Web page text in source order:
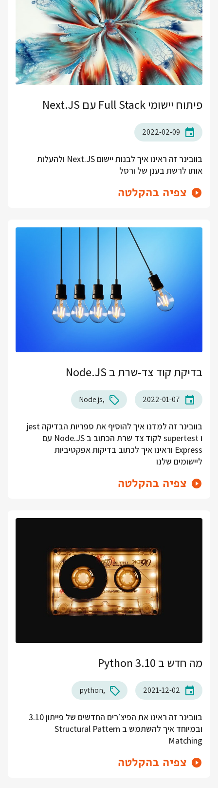
פיתוח יישומי Full Stack עם Next.JS
2022-02-09
בוובינר זה ראינו איך לבנות יישום Next.JS ולהעלות
אותו לרשת בענן של ורסל
צפיה בהקלטה
בדיקת קוד צד-שרת ב Node.JS
2022-01-07
Node.js
בוובינר זה למדנו איך להוסיף את ספריות הבדיקה jest
ו supertest לקוד צד שרת הכתוב ב Node.JS עם
Express וראינו איך לכתוב בדיקות אפקטיביות
ליישומים שלנו
צפיה בהקלטה
מה חדש ב Python 3.10
2021-12-02
python
בוובינר זה ראינו את הפיצ׳רים החדשים של פייתון 3.10
ובמיוחד איך להשתמש ב Structural Pattern
Matching
צפיה בהקלטה